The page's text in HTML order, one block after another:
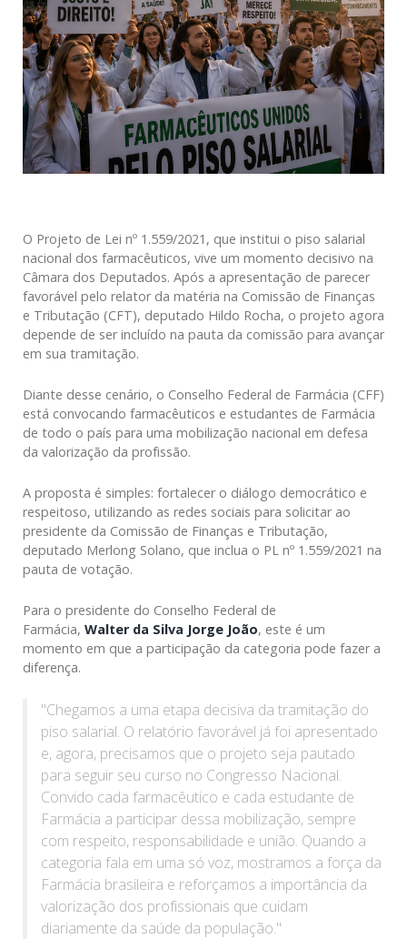
O Projeto de Lei nº 1.559/2021, que institui o piso salarial
nacional dos farmacêuticos, vive um momento decisivo na
Câmara dos Deputados. Após a apresentação de parecer
favorável pelo relator da matéria na Comissão de Finanças
e Tributação (CFT), deputado Hildo Rocha, o projeto agora
depende de ser incluído na pauta da comissão para avançar
em sua tramitação.
Diante desse cenário, o Conselho Federal de Farmácia (CFF)
está convocando farmacêuticos e estudantes de Farmácia
de todo o país para uma mobilização nacional em defesa
da valorização da profissão.
A proposta é simples: fortalecer o diálogo democrático e
respeitoso, utilizando as redes sociais para solicitar ao
presidente da Comissão de Finanças e Tributação,
deputado Merlong Solano, que inclua o PL nº 1.559/2021 na
pauta de votação.
Para o presidente do Conselho Federal de
Farmácia, Walter da Silva Jorge João, este é um
momento em que a participação da categoria pode fazer a
diferença.
"Chegamos a uma etapa decisiva da tramitação do
piso salarial. O relatório favorável já foi apresentado
e, agora, precisamos que o projeto seja pautado
para seguir seu curso no Congresso Nacional.
Convido cada farmacêutico e cada estudante de
Farmácia a participar dessa mobilização, sempre
com respeito, responsabilidade e união. Quando a
categoria fala em uma só voz, mostramos a força da
Farmácia brasileira e reforçamos a importância da
valorização dos profissionais que cuidam
diariamente da saúde da população."